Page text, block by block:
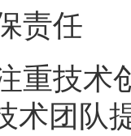
责任
重技术
术团队